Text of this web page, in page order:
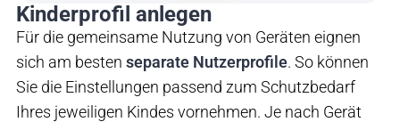
Kinderprofil anlegen
Für die gemeinsame Nutzung von Geräten eignen
sich am bestenseparate Nutzerprofile. So können
Sie die Einstellungen passend zum Schutzbedarf
Ihres jeweiligen Kindes vornehmen. Je nach Gerät